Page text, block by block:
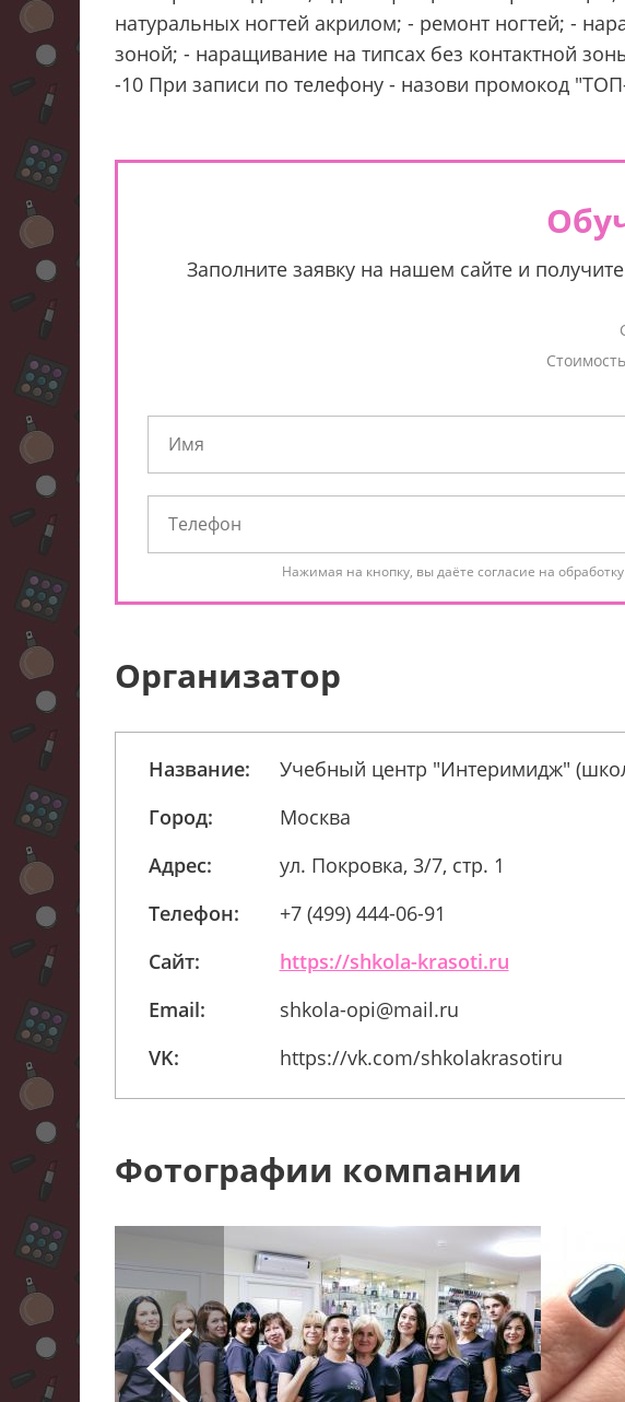
натуральных ногтей акрилом; - ремонт ногтей; -
зоной; - наращивание на типсах без контактной
-10 При записи по телефону - назови промокод
Заполните заявку на нашем сайте и
Нажимая на кнопку, вы даёте согласие на
Организатор
Название:
Учебный центр "Интеримидж"
Город:
Москва
Адрес:
ул. Покровка, 3/7, стр. 1
Телефон:
+7 (499) 444-06-91
Сайт:
https://shkola-krasoti.ru
Email:
shkola-opi@mail.ru
VK:
https://vk.com/shkolakrasotiru
Фотографии компании